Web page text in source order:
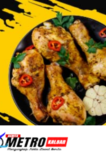
Untuk Negeri